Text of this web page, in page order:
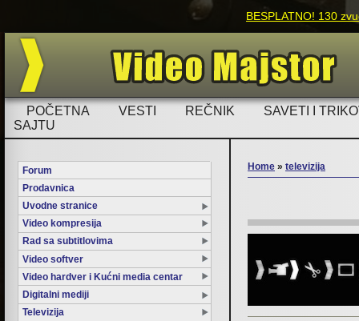
BESPLATNO! 130
POČETNA VESTI REČNIK
SAVETI I
SAJTU
Forum
Prodavnica
Uvodne stranice
Video kompresija
Rad sa subtitlovima
Video softver
Video hardver i Kućni media centar
Digitalni mediji
Televizija
Home » televizija